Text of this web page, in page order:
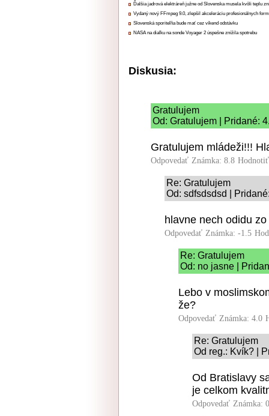
Ďalšia jadrová elektráreň južne od Slovenska musela kvôli teplu
Vydaný nový FFmpeg 9.0, zlepšil akceleráciu profesionálnych
Slovenská sporiteľňa bude mať cez víkend odstávku
NASA na diaľku na sonde Voyager 2 úspešne znížila spotrebu
Diskusia:
Gratulujem
Od: Gratulujem | Pridané:
Gratulujem mládeži!!!
Odpovedať Známka: 8.8
Re: Gratulujem
Od: sdfsdsdsd |
hlavne nech odidu
Odpovedať Známka: -1.5
Re: Gratulujem
Od: no jasne |
Lebo v
že?
Odpovedať Známka: 4.0
Re: Gratulujem
Od reg.: Kvík? |
Od Bratislavy
je celkom
Odpovedať Známka: